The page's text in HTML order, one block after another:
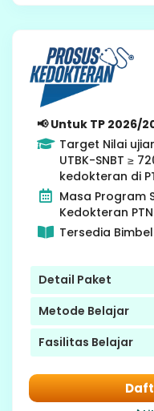
📢 Untuk TP 2026/
Target Nilai
UTBK-SNBT ≥
kedokteran di
Masa Program
Kedokteran
Tersedia
Detail Paket
Metode Belajar
Fasilitas Belajar